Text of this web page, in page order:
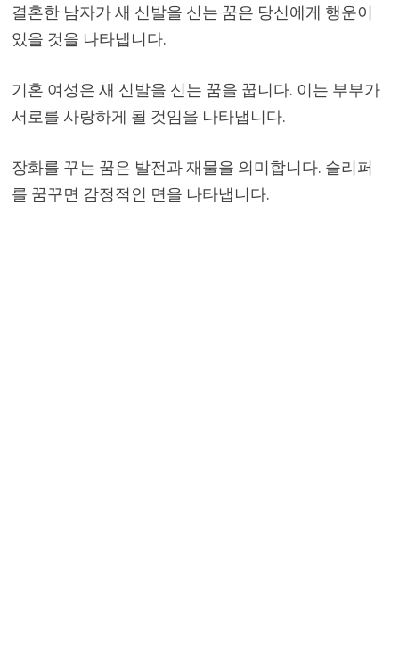
결혼한 남자가 새 신발을 신는 꿈은 당신에게 행운이
있을 것을 나타냅니다.
기혼 여성은 새 신발을 신는 꿈을 꿉니다. 이는 부부가
서로를 사랑하게 될 것임을 나타냅니다.
장화를 꾸는 꿈은 발전과 재물을 의미합니다. 슬리퍼
를 꿈꾸면 감정적인 면을 나타냅니다.